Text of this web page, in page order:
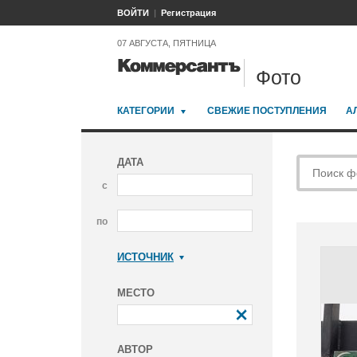
ВОЙТИ Регистрация
07 АВГУСТА, ПЯТНИЦА
Фото
КАТЕГОРИИ СВЕЖИЕ ПОСТУПЛЕНИЯ
ДАТА
с
по
ИСТОЧНИК
МЕСТО
АВТОР